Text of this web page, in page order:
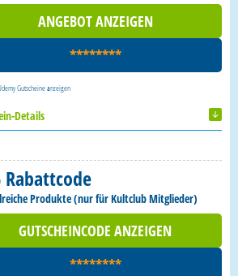
ANGEBOT ANZEIGEN
********
Gutscheineanzeigen
Details
Rabattcode
Produkte (nur für Kultclub Mitglieder)
GUTSCHEINCODE ANZEIGEN
********